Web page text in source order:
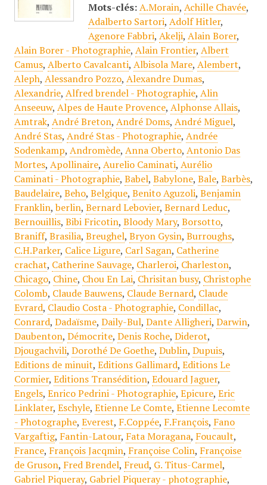
Mots-clés: A.Morain, Achille Chavée,
Adalberto Sartori, Adolf Hitler,
Agenore Fabbri, Akelji, Alain Borer,
Alain Borer - Photographie, Alain Frontier, Albert
Camus, Alberto Cavalcanti, Albisola Mare, Alembert,
Aleph, Alessandro Pozzo, Alexandre Dumas,
Alexandrie, Alfred brendel - Photographie, Alin
Anseeuw, Alpes de Haute Provence, Alphonse Allais,
Amtrak, André Breton, André Doms, André Miguel,
André Stas, André Stas - Photographie, Andrée
Sodenkamp, Andromède, Anna Oberto, Antonio Das
Mortes, Apollinaire, Aurelio Caminati, Aurélio
Caminati - Photographie, Babel, Babylone, Bale, Barbès,
Baudelaire, Beho, Belgique, Benito Aguzoli, Benjamin
Franklin,berlin, Bernard Lebovier, Bernard Leduc,
Bernouillis, Bibi Fricotin, Bloody Mary, Borsotto,
Braniff, Brasilia, Breughel, Bryon Gysin, Burroughs,
C.H.Parker, Calice Ligure, Carl Sagan, Catherine
crachat, Catherine Sauvage, Charleroi, Charleston,
Chicago, Chine, Chou En Lai, Chrisitan busy, Christophe
Colomb, Claude Bauwens, Claude Bernard, Claude
Evrard, Claudio Costa - Photographie, Condillac,
Conrard, Dadaïsme, Daily-Bul, Dante Alligheri, Darwin,
Daubenton, Démocrite, Denis Roche, Diderot,
Djougachvili, Dorothé De Goethe, Dublin, Dupuis,
Editions de minuit, Editions Gallimard, Editions Le
Cormier, Editions Transédition, Edouard Jaguer,
Engels, Enrico Pedrini - Photographie, Epicure, Eric
Linklater, Eschyle, Etienne Le Comte, Etienne Lecomte
- Photographe, Everest, F.Coppée, F.François, Fano
Vargaftig, Fantin-Latour, Fata Moragana, Foucault,
France, François Jacqmin, Françoise Colin, Françoise
de Gruson, Fred Brendel, Freud, G. Titus-Carmel,
Gabriel Piqueray, Gabriel Piqueray - photographie,